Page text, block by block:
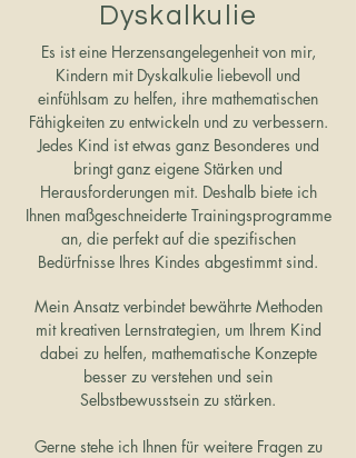
Dyskalkulie
Es ist eine Herzensangelegenheit von mir,
Kindern mit Dyskalkulie liebevoll und
einfühlsam zu helfen, ihre mathematischen
Fähigkeiten zu entwickeln und zu verbessern.
Jedes Kind ist etwas ganz Besonderes und
bringt ganz eigene Stärken und
Herausforderungen mit. Deshalb biete ich
Ihnen maßgeschneiderte Trainingsprogramme
an, die perfekt auf die spezifischen
Bedürfnisse Ihres Kindes abgestimmt sind.
Mein Ansatz verbindet bewährte Methoden
mit kreativen Lernstrategien, um Ihrem Kind
dabei zu helfen, mathematische Konzepte
besser zu verstehen und sein
Selbstbewusstsein zu stärken.
Gerne stehe ich Ihnen für weitere Fragen zu